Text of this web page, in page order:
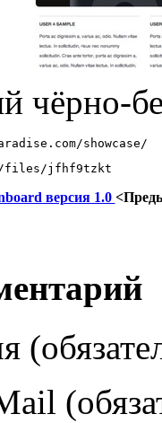
чёрно-
showcase/
files/jfhf9tzkt
версия 1.0